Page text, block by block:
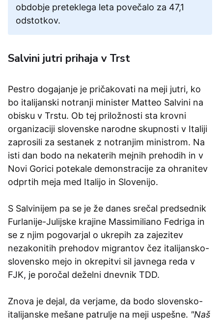
obdobje preteklega leta povečalo za 47,1
odstotkov.
Salvini jutri prihaja v Trst
Pestro dogajanje je pričakovati na meji jutri, ko
bo italijanski notranji minister Matteo Salvini na
obisku v Trstu. Ob tej priložnosti sta krovni
organizaciji slovenske narodne skupnosti v Italiji
zaprosili za sestanek z notranjim ministrom. Na
isti dan bodo na nekaterih mejnih prehodih in v
Novi Gorici potekale demonstracije za ohranitev
odprtih meja med Italijo in Slovenijo.
S Salvinijem pa se je že danes srečal predsednik
Furlanije-Julijske krajine Massimiliano Fedriga in
se z njim pogovarjal o ukrepih za zajezitev
nezakonitih prehodov migrantov čez italijansko-
slovensko mejo in okrepitvi sil javnega reda v
FJK, je poročal deželni dnevnik TDD.
Znova je dejal, da verjame, da bodo slovensko-
italijanske mešane patrulje na meji uspešne. "Naš